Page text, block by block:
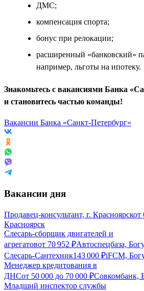
ДМС;
компенсация спорта;
бонус при релокации;
расширенный «банковский»
например, льготы на ипотеку.
Знакомьтесь с вакансиями Банка
и становитесь частью команды!
Вакансии Банка «Санкт-Петербург»
Вакансии дня
Продавец-консультант, г. Красноярскот
Красноярск
Слесарь-сборщик двигателей и
агрегатовот 70 952 ₽Автоспецбаза,
Слесарь-Сантехник143 000 ₽iFCM,
Менеджер кредитования в
ДНСот 50 000 до 70 000 ₽Совкомбанк,
Младший инспектор службы